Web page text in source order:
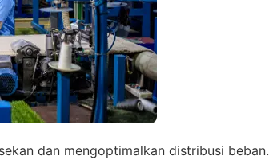
dan mengoptimalkan distribusi beban.